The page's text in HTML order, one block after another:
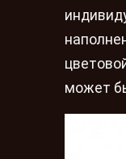
может